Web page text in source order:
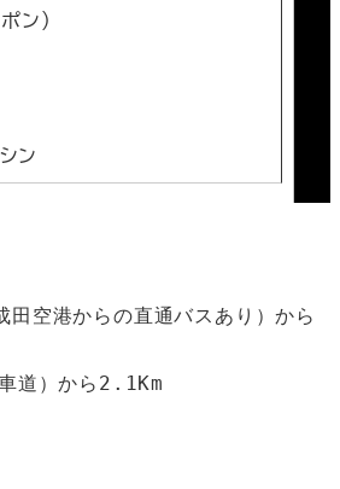
ン）
ン
田空港からの直通バスあり）から
道）から2.1Km